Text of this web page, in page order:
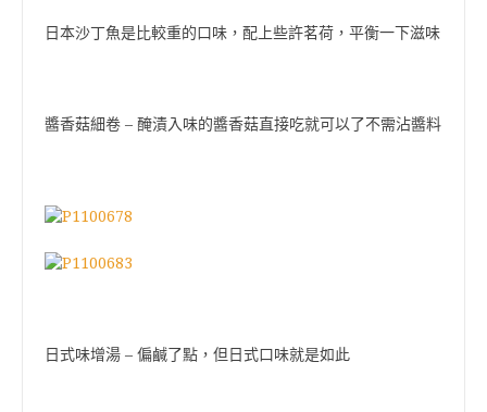
日本沙丁魚是比較重的口味，配上些許茗荷，平衡一下滋味
醬香菇細卷 – 醃漬入味的醬香菇直接吃就可以了不需沾醬料
日式味增湯 – 偏鹹了點，但日式口味就是如此